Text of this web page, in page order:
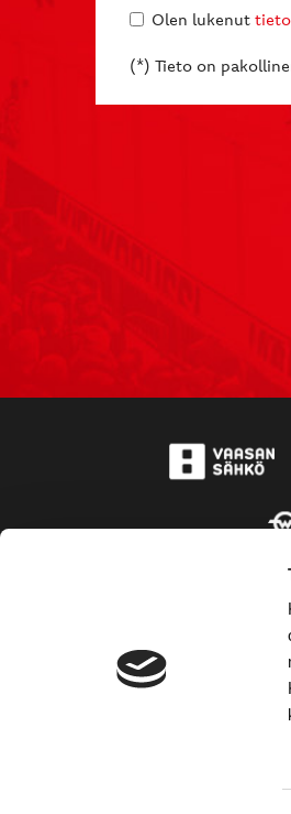
Olen lukenut
(*) Tieto on